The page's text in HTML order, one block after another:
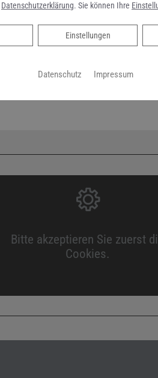
Bitte akzeptieren Sie zuerst
Cookies.
Datenschutzerklärung. Sie können Ihre
Einstellungen
Datenschutz Impressum